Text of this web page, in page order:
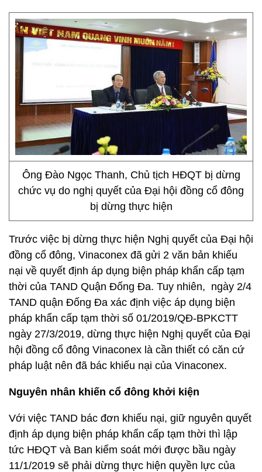
Ông Đào Ngọc Thanh, Chủ tịch HĐQT bị dừng
chức vụ do nghị quyết của Đại hội đồng cổ đông
bị dừng thực hiện
Trước việc bị dừng thực hiện Nghị quyết của Đại hội
đồng cổ đông, Vinaconex đã gửi 2 văn bản khiếu
nại về quyết định áp dụng biện pháp khẩn cấp tạm
thời của TAND Quận Đống Đa. Tuy nhiên, ngày 2/4
TAND quận Đống Đa xác định việc áp dụng biện
pháp khẩn cấp tạm thời số 01/2019/QĐ-BPKCTT
ngày 27/3/2019, dừng thực hiện Nghị quyết của Đại
hội đồng cổ đông Vinaconex là cần thiết có căn cứ
pháp luật nên đã bác khiếu nại của Vinaconex.
Nguyên nhân khiến cổ đông khởi kiện
Với việc TAND bác đơn khiếu nại, giữ nguyên quyết
định áp dụng biện pháp khẩn cấp tạm thời thì lập
tức HĐQT và Ban kiểm soát mới được bầu ngày
11/1/2019 sẽ phải dừng thực hiện quyền lực của